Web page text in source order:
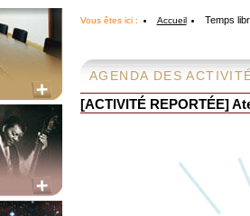
Vous êtes ici : Accueil Temps
AGENDA DES
[ACTIVITÉ REPORTÉE]